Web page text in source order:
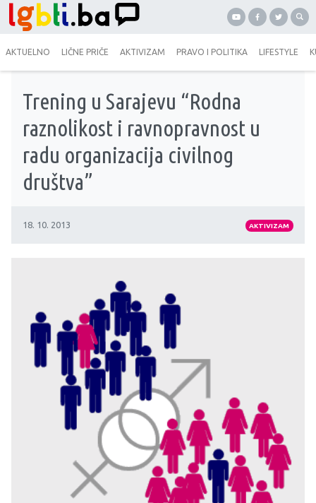
AKTUELNO LIČNE PRIČE AKTIVIZAM PRAVO I POLITIKA LIFESTYLE
Trening u Sarajevu “Rodna
raznolikost i ravnopravnost u
radu organizacija civilnog
društva”
18. 10. 2013 AKTIVIZAM